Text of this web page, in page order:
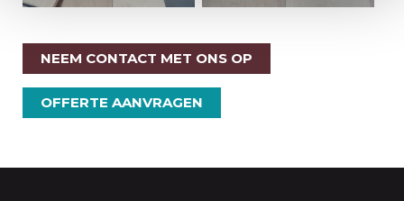
NEEM CONTACT MET ONS OP
OFFERTE AANVRAGEN